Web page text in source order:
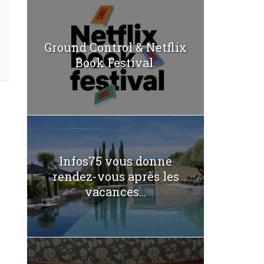
Ground Control & Netflix
Book Festival.
Infos75 vous donne
rendez-vous après les
vacances...